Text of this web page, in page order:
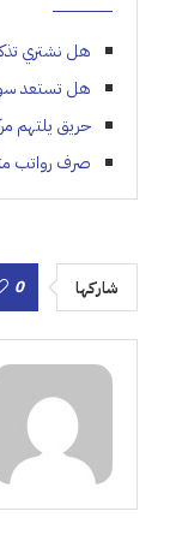
هل نشتري
هل تستعد
حريق يلتهم
صرف رواتب
شاركها 0